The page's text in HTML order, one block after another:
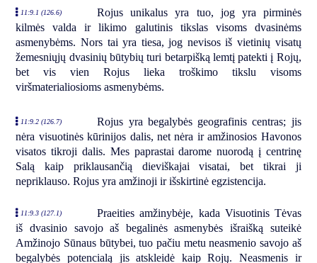
11:9.1 (126.6)
Rojus unikalus yra tuo, jog yra pirminės
kilmės valda ir likimo galutinis tikslas visoms dvasinėms
asmenybėms. Nors tai yra tiesa, jog nevisos iš vietinių visatų
žemesniųjų dvasinių būtybių turi betarpišką lemtį patekti į Rojų,
bet vis vien Rojus lieka troškimo tikslu visoms
viršmaterialiosioms asmenybėms.
11:9.2 (126.7)
Rojus yra begalybės geografinis centras; jis
nėra visuotinės kūrinijos dalis, net nėra ir amžinosios Havonos
visatos tikroji dalis. Mes paprastai darome nuorodą į centrinę
Salą kaip priklausančią dieviškajai visatai, bet tikrai ji
nepriklauso. Rojus yra amžinoji ir išskirtinė egzistencija.
11:9.3 (127.1)
Praeities amžinybėje, kada Visuotinis Tėvas
iš dvasinio savojo aš begalinės asmenybės išraišką suteikė
Amžinojo Sūnaus būtybei, tuo pačiu metu neasmenio savojo aš
begalybės potencialą jis atskleidė kaip Rojų. Neasmenis ir